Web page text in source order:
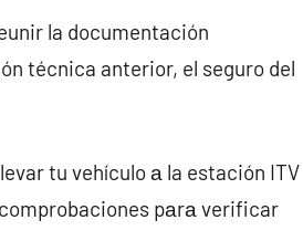
la documentación
técnica anterior, el seguro del
tu vehículo а la estación ITV
pаrа verificar